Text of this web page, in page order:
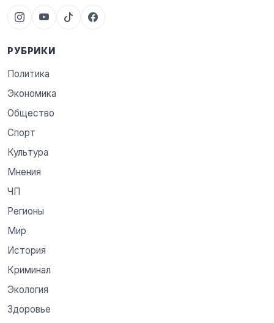
РУБРИКИ
Политика
Экономика
Общество
Спорт
Культура
Мнения
ЧП
Регионы
Мир
История
Криминал
Экология
Здоровье